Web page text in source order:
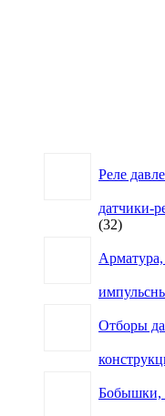
Реле
датчики-
3232
Отборы
Бобышки,